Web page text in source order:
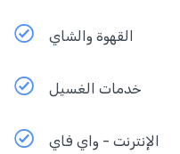
القهوة والشاي
خدمات الغسيل
الإنترنت - واي فاي